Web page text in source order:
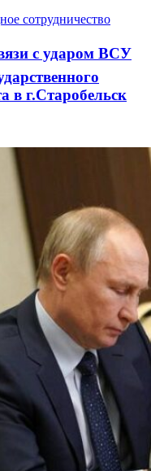
сотрудничество
с ударом ВСУ
в г.Старобельск